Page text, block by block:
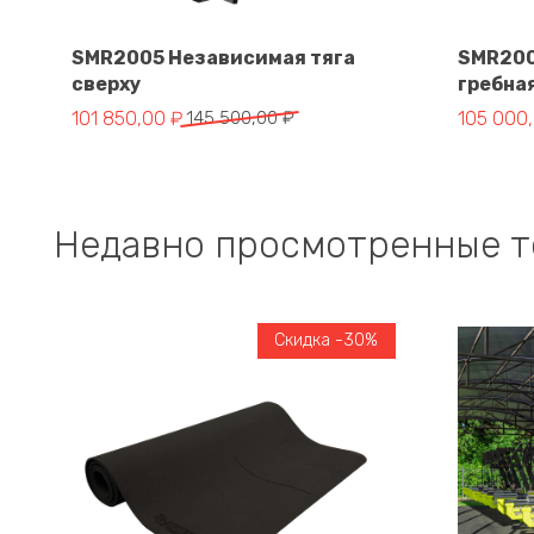
SMR2005 Независимая тяга
сверху
145 500,00₽
Первоначальная цена составляла 145 500,00 ₽.
101 850,00 ₽
Текущая цена: 101 850,00 ₽. 105
Недавно просмотренные
Скидка -30%